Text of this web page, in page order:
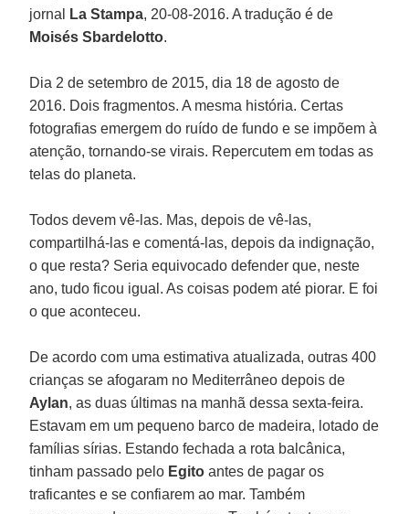
jornal
La Stampa, 20-08-2016. A tradução é de
Moisés Sbardelotto.
Dia 2 de setembro de 2015, dia 18 de agosto de
2016. Dois fragmentos. A mesma história. Certas
fotografias emergem do ruído de fundo e se impõem à
atenção, tornando-se virais. Repercutem em todas as
telas do planeta.
Todos devem vê-las. Mas, depois de vê-las,
compartilhá-las e comentá-las, depois da indignação,
o que resta? Seria equivocado defender que, neste
ano, tudo ficou igual. As coisas podem até piorar. E foi
o que aconteceu.
De acordo com uma estimativa atualizada, outras 400
crianças se afogaram no Mediterrâneo depois de
Aylan, as duas últimas na manhã dessa sexta-feira.
Estavam em um pequeno barco de madeira, lotado de
famílias sírias. Estando fechada a rota balcânica,
tinham passado pelo Egito antes de pagar os
traficantes e se confiarem ao mar. Também